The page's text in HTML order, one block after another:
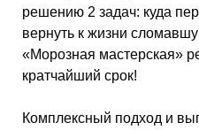
решению 2 задач: куда
вернуть к жизни
«Морозная мастерская»
кратчайший срок!
Комплексный подход и